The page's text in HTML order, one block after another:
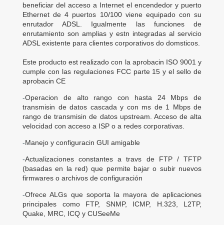
beneficiar del acceso a Internet el encendedor y puerto
Ethernet de 4 puertos 10/100 viene equipado con su
enrutador ADSL. Igualmente las funciones de
enrutamiento son amplias y estn integradas al servicio
ADSL existente para clientes corporativos do domsticos.
Este producto est realizado con la aprobacin ISO 9001 y
cumple con las regulaciones FCC parte 15 y el sello de
aprobacin CE
-Operacion de alto rango con hasta 24 Mbps de
transmisin de datos cascada y con ms de 1 Mbps de
rango de transmisin de datos upstream. Acceso de alta
velocidad con acceso a ISP o a redes corporativas.
-Manejo y configuracin GUI amigable
-Actualizaciones constantes a travs de FTP / TFTP
(basadas en la red) que permite bajar o subir nuevos
firmwares o archivos de configuración
-Ofrece ALGs que soporta la mayora de aplicaciones
principales como FTP, SNMP, ICMP, H.323, L2TP,
Quake, MRC, ICQ y CUSeeMe